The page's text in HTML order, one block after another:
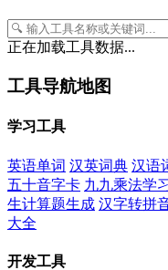
正在加载工具数据...
工具导航地图
学习工具
英语单词 汉英词典 汉语
五十音字卡 九九乘法学
生计算题生成 汉字转拼
大全
开发工具